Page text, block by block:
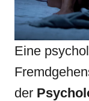
Eine
der